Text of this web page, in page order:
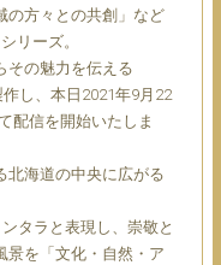
の⽅々との共創」など
リーズ。
その魅⼒を伝える
し、本⽇2021年9⽉22
配信を開始いたしま
北海道の中央に広がる
タラと表現し、崇敬と
景を「⽂化・⾃然・ア